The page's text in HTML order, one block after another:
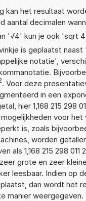
kan het resultaat
aantal decimalen
'√4' kun je ook 'sqrt
is geplaatst naast
notatie',
. Voor deze
in een
hier 1,168 215 298
voor het
is, zoals
worden
als 1,168 215 298 011
grote en zeer
leesbaar. Indien op
dan wordt het
manier weergegeven.